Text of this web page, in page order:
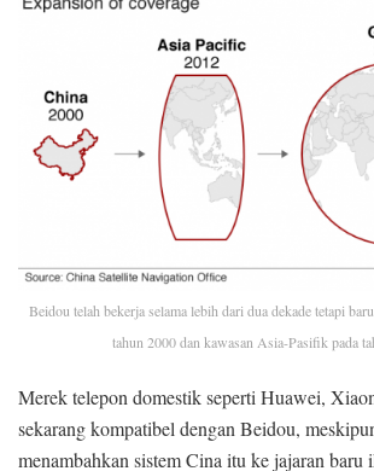
Beidou telah bekerja selama lebih dari dua dekade tetapi
tahun 2000 dan kawasan Asia-Pasifik pada
Merek telepon domestik seperti Huawei,
sekarang kompatibel dengan Beidou,
menambahkan sistem Cina itu ke jajaran baru